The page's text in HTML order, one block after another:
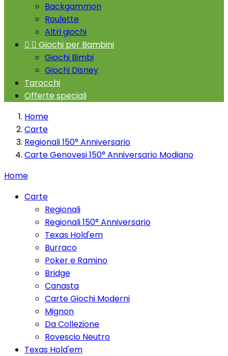
Backgammon
Roulette
Altri giochi
  Giochi per Bambini
Giochi Bimbi
Giochi Disney
Tarocchi
Offerte speciali
Home
Carte
Regionali 150° Anniversario
Carte Genovesi 150° Anniversario Modiano
Home
Carte
Regionali
Regionali 150° Anniversario
Texas Hold'em
Burraco
Poker e Ramino
Bridge
Canasta
Carte Giochi Moderni
Mignon
Da Collezione
Rovescio Neutro
Texas Hold'em